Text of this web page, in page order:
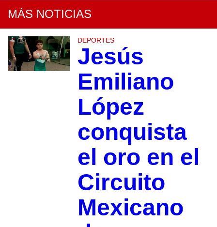
MÁS NOTICIAS
DEPORTES
Jesús
Emiliano
López
conquista
el oro en el
Circuito
Mexicano